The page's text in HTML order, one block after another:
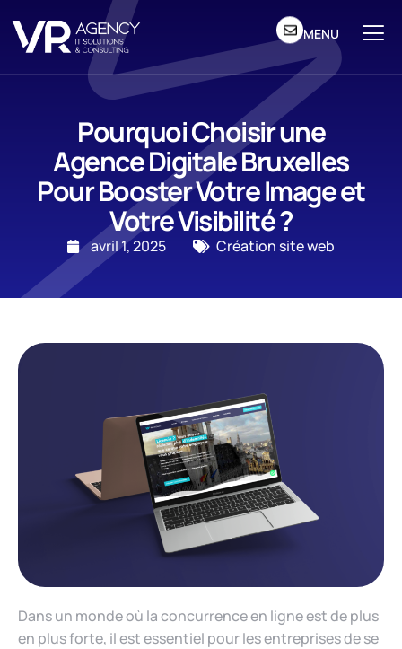
MENU
Pourquoi Choisir une
Agence Digitale Bruxelles
Pour Booster Votre Image et
Votre Visibilité ?
avril 1, 2025 Création site web
Dans un monde où la concurrence en ligne est de plus
en plus forte, il est essentiel pour les entreprises de se